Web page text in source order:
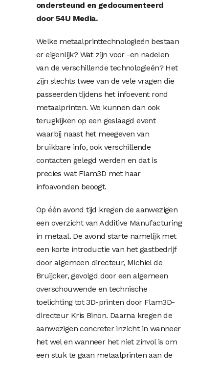
ondersteund en gedocumenteerd
door 54U Media.
Welke metaalprinttechnologieën bestaan
er eigenlijk? Wat zijn voor -en nadelen
van de verschillende technologieën? Het
zijn slechts twee van de vele vragen die
passeerden tijdens het infoevent rond
metaalprinten. We kunnen dan ook
terugkijken op een geslaagd event
waarbij naast het meegeven van
bruikbare info, ook verschillende
contacten gelegd werden en dat is
precies wat Flam3D met haar
infoavonden beoogt.
Op één avond tijd kregen de aanwezigen
een overzicht van Additive Manufacturing
in metaal. De avond starte namelijk met
een korte introductie van het gastbedrijf
door algemeen directeur, Michiel de
Bruijcker, gevolgd door een algemeen
overschouwende en technische
toelichting tot 3D-printen door Flam3D-
directeur Kris Binon. Daarna kregen de
aanwezigen concreter inzicht in wanneer
het wel en wanneer het niet zinvol is om
een stuk te gaan metaalprinten aan de